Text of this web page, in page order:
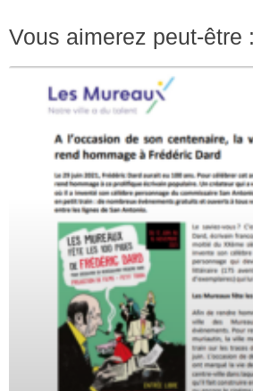
Vous aimerez peut-être :